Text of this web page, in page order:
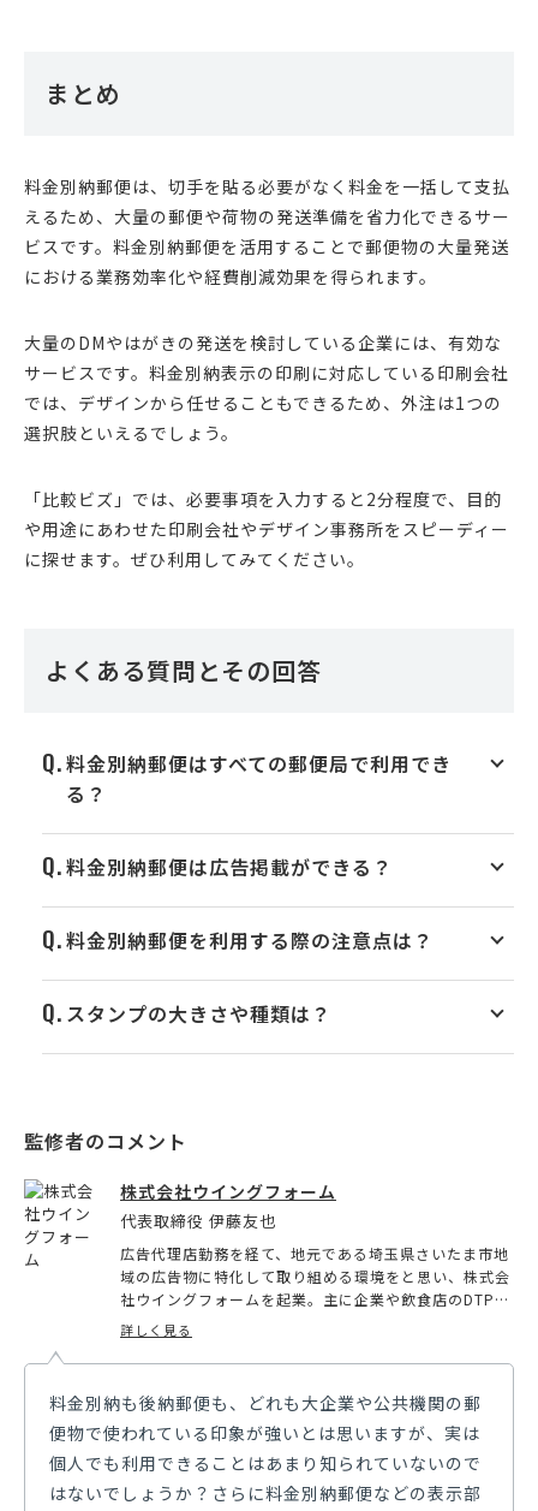
まとめ
料金別納郵便は、切手を貼る必要がなく料金を一括して支払
えるため、大量の郵便や荷物の発送準備を省力化できるサー
ビスです。料金別納郵便を活用することで郵便物の大量発送
における業務効率化や経費削減効果を得られます。
大量のDMやはがきの発送を検討している企業には、有効な
サービスです。料金別納表示の印刷に対応している印刷会社
では、デザインから任せることもできるため、外注は1つの
選択肢といえるでしょう。
「比較ビズ」では、必要事項を入力すると2分程度で、目的
や用途にあわせた印刷会社やデザイン事務所をスピーディー
に探せます。ぜひ利用してみてください。
よくある質問とその回答
料金別納郵便はすべての郵便局で利用でき
る？
料金別納郵便は広告掲載ができる？
料金別納郵便を利用する際の注意点は？
スタンプの大きさや種類は？
株式会社ウイングフォーム
代表取締役 伊藤友也
広告代理店勤務を経て、地元である埼玉県さいたま市地
域の広告物に特化して取り組める環境をと思い、株式会
社ウイングフォームを起業。主に企業や飲食店のDTP印
刷、ホームページ制作および広告代理業などを行い、地
を目指して展開。会社やお店だけでなく個人の依頼も取
り扱い、数量の少ない印刷物や小回りの利くちょっとし
た制作物を低価格で制作できるよう努めている。
詳しく見る
料金別納も後納郵便も、どれも大企業や公共機関の郵
便物で使われている印象が強いとは思いますが、実は
個人でも利用できることはあまり知られていないので
はないでしょうか？さらに料金別納郵便などの表示部